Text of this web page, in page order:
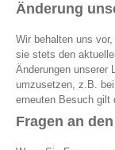
Änderung
Wir behalten uns
sie stets den
Änderungen unserer
umzusetzen, z.B.
erneuten Besuch gilt
Fragen an